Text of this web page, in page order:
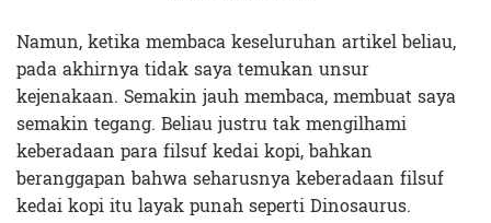
Namun, ketika membaca keseluruhan artikel beliau,
pada akhirnya tidak saya temukan unsur
kejenakaan. Semakin jauh membaca, membuat saya
semakin tegang. Beliau justru tak mengilhami
keberadaan para filsuf kedai kopi, bahkan
beranggapan bahwa seharusnya keberadaan filsuf
kedai kopi itu layak punah seperti Dinosaurus.